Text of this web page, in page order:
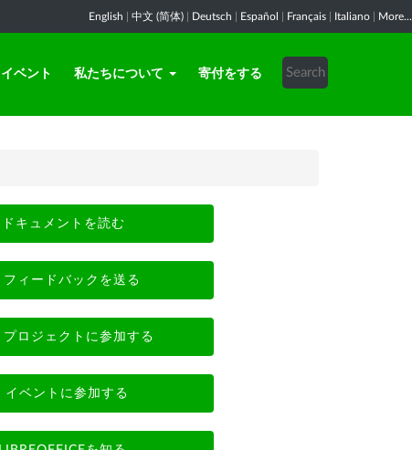
English 中文 (简体) Deutsch Español Français Italiano More...
イベント 私たちについて 寄付をする
ドキュメントを読む
フィードバックを送る
プロジェクトに参加する
イベントに参加する